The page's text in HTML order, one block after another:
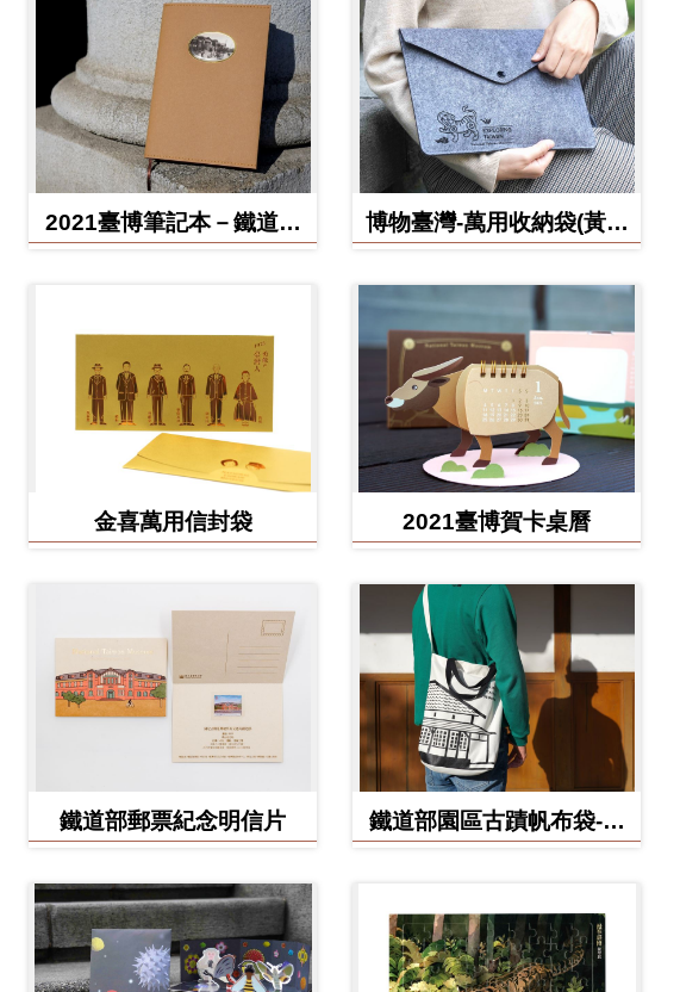
2021臺博筆記本－鐵道部
博物臺灣-萬用收納袋(黃虎
金喜萬用信封袋 2021臺博賀卡桌曆
鐵道部郵票紀念明信片
鐵道部園區古蹟帆布袋-工